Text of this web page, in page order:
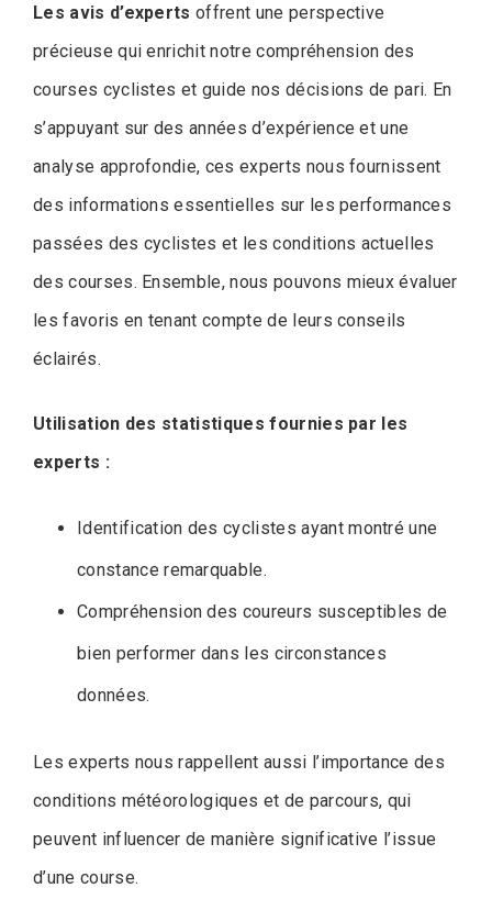
Les avis d’experts offrent une perspective
précieuse qui enrichit notre compréhension des
courses cyclistes et guide nos décisions de pari. En
s’appuyant sur des années d’expérience et une
analyse approfondie, ces experts nous fournissent
des informations essentielles sur les performances
passées des cyclistes et les conditions actuelles
des courses. Ensemble, nous pouvons mieux évaluer
les favoris en tenant compte de leurs conseils
éclairés.
Utilisation des statistiques fournies par les
experts :
Identification des cyclistes ayant montré une
constance remarquable.
Compréhension des coureurs susceptibles de
bien performer dans les circonstances
données.
Les experts nous rappellent aussi l’importance des
conditions météorologiques et de parcours, qui
peuvent influencer de manière significative l’issue
d’une course.